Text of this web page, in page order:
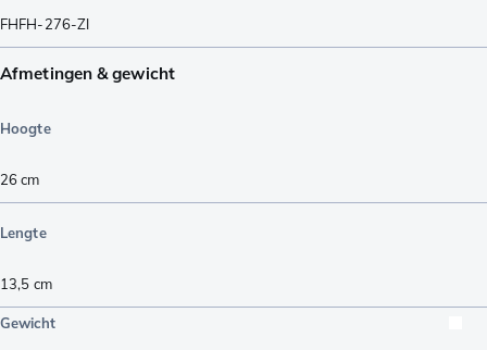
FHFH-276-ZI
Afmetingen & gewicht
Hoogte
26cm
Lengte
13,5 cm
Gewicht